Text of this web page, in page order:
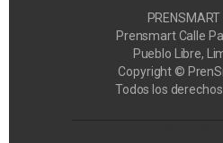
PRENSMART
Prensmart Calle
Pueblo Libre,
Copyright ©
Todos los